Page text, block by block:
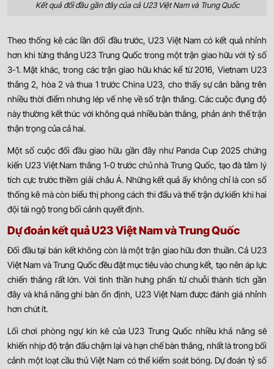
Kết quả đối đầu gần đây của cả U23 Việt Nam và Trung Quốc
Theo thống kê các lần đối đầu trước, U23 Việt Nam có kết quả nhỉnh
hơn khi từng thắng U23 Trung Quốc trong một trận giao hữu với tỷ số
3-1. Mặt khác, trong các trận giao hữu khác kể từ 2016, Vietnam U23
thắng 2, hòa 2 và thua 1 trước China U23, cho thấy sự cân bằng trên
nhiều thời điểm nhưng lép vế nhẹ về số trận thắng. Các cuộc đụng độ
này thường kết thúc với không quá nhiều bàn thắng, phản ánh thế trận
thận trọng của cả hai.
Một số cuộc đối đầu giao hữu gần đây như Panda Cup 2025 chứng
kiến U23 Việt Nam thắng 1-0 trước chủ nhà Trung Quốc, tạo đà tâm lý
tích cực trước thềm giải châu Á. Những kết quả ấy không chỉ là con số
thống kê mà còn biểu thị phong cách thi đấu và thế trận dự kiến khi hai
đội tái ngộ trong bối cảnh quyết định.
Dự đoán kết quả U23 Việt Nam và Trung Quốc
Đối đầu tại bán kết không còn là một trận giao hữu đơn thuần. Cả U23
Việt Nam và Trung Quốc đều đặt mục tiêu vào chung kết, tạo nên áp lực
chiến thắng rất lớn. Với tinh thần hưng phấn từ chuỗi thành tích gần
đây và khả năng ghi bàn ổn định, U23 Việt Nam được đánh giá nhỉnh
hơn chút ít.
Lối chơi phòng ngự kín kẽ của U23 Trung Quốc nhiều khả năng sẽ
khiến nhịp độ trận đấu chậm lại và hạn chế bàn thắng, nhất là trong bối
cảnh một loạt cầu thủ Việt Nam có thể kiểm soát bóng. Dự đoán tỷ số